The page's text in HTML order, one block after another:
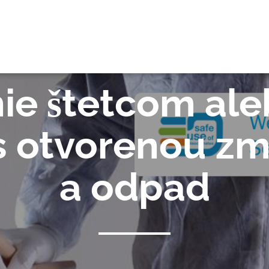
štetcom
otvorenou
a odpad